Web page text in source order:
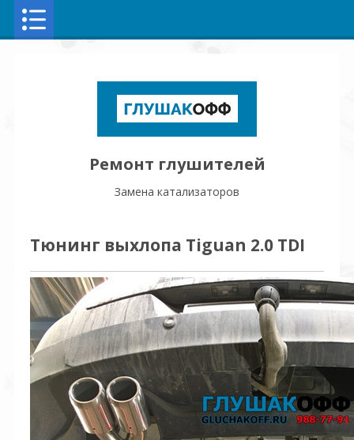
Ремонт глушителей
Замена катализаторов
Тюнинг выхлопа Tiguan 2.0 TDI